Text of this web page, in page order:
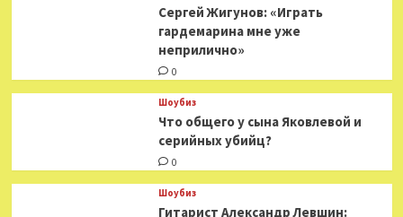
Сергей Жигунов: «Играть
гардемарина мне уже
неприлично»
0
Шоубиз
Что общего у сына Яковлевой и
серийных убийц?
0
Шоубиз
Гитарист Александр Левшин: